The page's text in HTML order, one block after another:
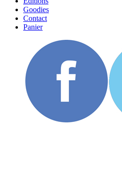
Goodies
Contact
Panier